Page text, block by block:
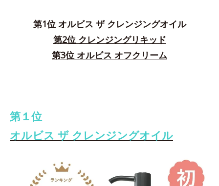
第1位 オルビス ザ クレンジングオイル
第2位 クレンジングリキッド
第3位 オルビス オフクリーム
第１位
オルビス ザ クレンジングオイル